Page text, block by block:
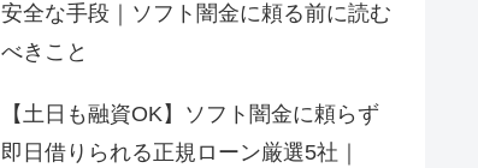
安全な手段｜ソフト闇金に頼る前に読む
べきこと
【土日も融資OK】ソフト闇金に頼らず
即日借りられる正規ローン厳選5社｜